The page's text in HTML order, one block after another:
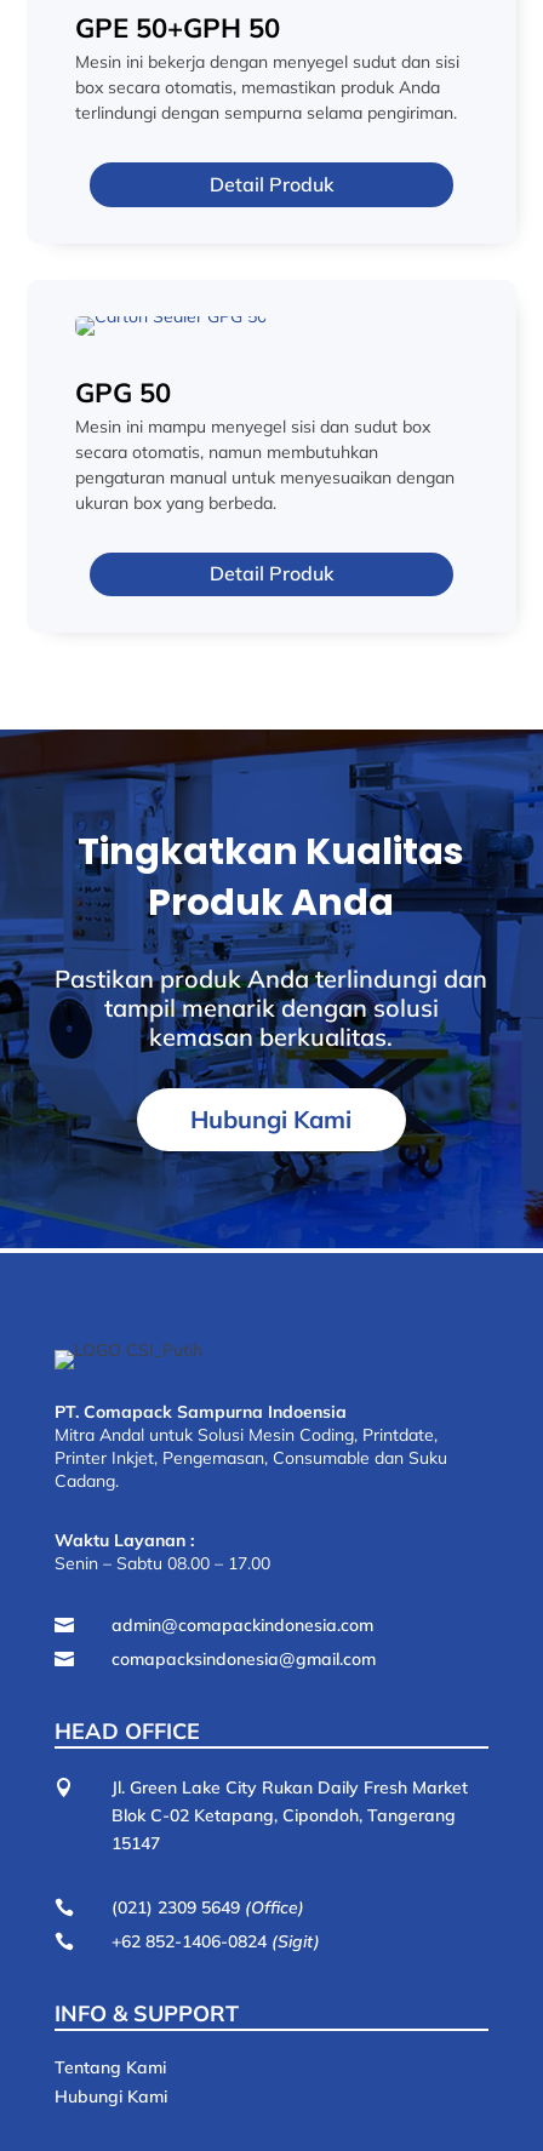
GPE 50+GPH 50
Mesin ini bekerja dengan menyegel sudut dan sisi
box secara otomatis, memastikan produk Anda
terlindungi dengan sempurna selama pengiriman.
Detail Produk
GPG 50
Mesin ini mampu menyegel sisi dan sudut box
secara otomatis, namun membutuhkan
pengaturan manual untuk menyesuaikan dengan
ukuran box yang berbeda.
Detail Produk
Tingkatkan Kualitas
Produk Anda
Pastikan produk Anda terlindungi dan
tampil menarik dengan solusi
kemasan berkualitas.
Hubungi Kami
PT. Comapack Sampurna Indoensia
Mitra Andal untuk Solusi Mesin Coding, Printdate,
Printer Inkjet, Pengemasan, Consumable dan Suku
Cadang.
Waktu Layanan :
Senin – Sabtu 08.00 – 17.00
 admin@comapackindonesia.com
 comapacksindonesia@gmail.com
HEAD OFFICE

Jl. Green Lake City Rukan Daily Fresh Market
Blok C-02 Ketapang, Cipondoh, Tangerang
15147
 (021) 2309 5649 (Office)
 +62 852-1406-0824 (Sigit)
INFO & SUPPORT
Tentang Kami
Hubungi Kami